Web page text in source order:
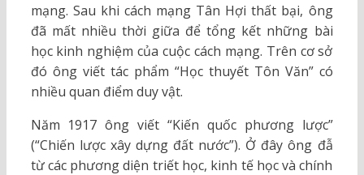
mạng. Sau khi cách mạng Tân Hợi thất bại, ông
đã mất nhiều thời giữa để tổng kết những bài
học kinh nghiệm của cuộc cách mạng. Trên cơ sở
đó ông viết tác phẩm “Học thuyết Tôn Văn” có
nhiều quan điểm duy vật.
Năm 1917 ông viết “Kiến quốc phương lược”
(“Chiến lược xây dựng đất nước”). Ở đây ông đẫ
từ các phương diện triết học, kinh tế học và chính